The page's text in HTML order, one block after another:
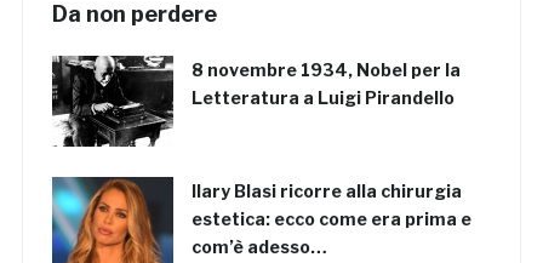
Da non perdere
8 novembre 1934, Nobel per la
Letteratura a Luigi Pirandello
Ilary Blasi ricorre alla chirurgia
estetica: ecco come era prima e
com’è adesso…